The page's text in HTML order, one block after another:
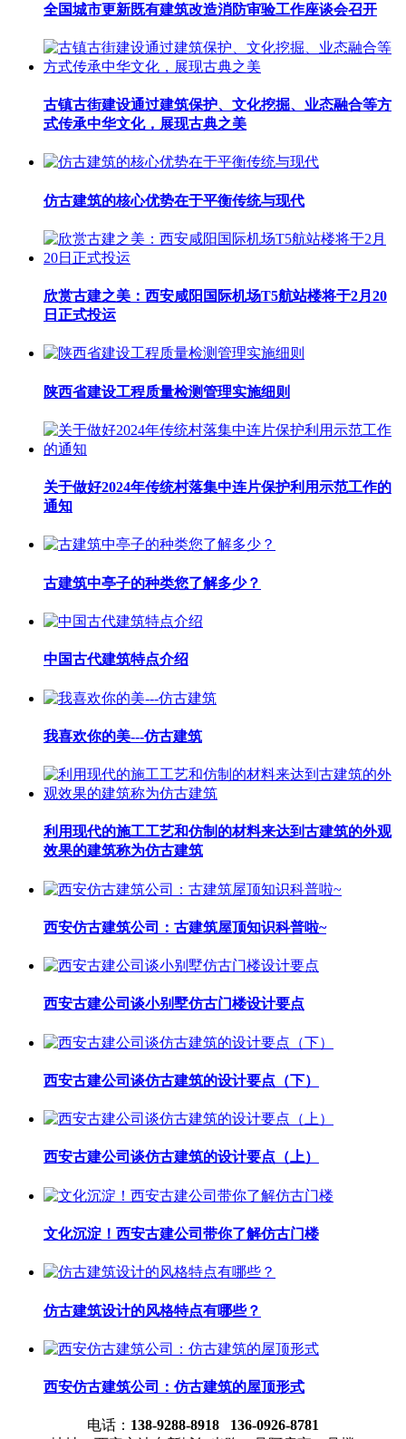
全国城市更新既有建筑改造消防审验工作座谈会召开
古镇古街建设通过建筑保护、文化挖掘、业态融合等方
式传承中华文化，展现古典之美
仿古建筑的核心优势在于平衡传统与现代
欣赏古建之美：西安咸阳国际机场T5航站楼将于2月20
日正式投运
陕西省建设工程质量检测管理实施细则
关于做好2024年传统村落集中连片保护利用示范工作的
通知
古建筑中亭子的种类您了解多少？
中国古代建筑特点介绍
我喜欢你的美---仿古建筑
利用现代的施工工艺和仿制的材料来达到古建筑的外观
效果的建筑称为仿古建筑
西安仿古建筑公司：古建筑屋顶知识科普啦~
西安古建公司谈小别墅仿古门楼设计要点
西安古建公司谈仿古建筑的设计要点（下）
西安古建公司谈仿古建筑的设计要点（上）
文化沉淀！西安古建公司带你了解仿古门楼
仿古建筑设计的风格特点有哪些？
西安仿古建筑公司：仿古建筑的屋顶形式
电话： 138-9288-8918 136-0926-8781